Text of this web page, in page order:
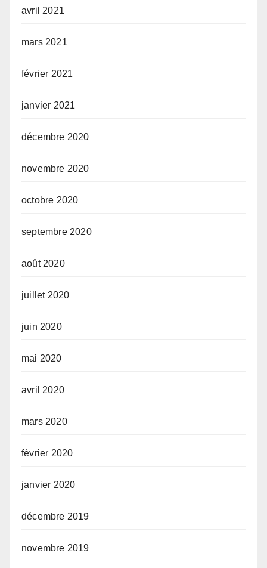
avril 2021
mars 2021
février 2021
janvier 2021
décembre 2020
novembre 2020
octobre 2020
septembre 2020
août 2020
juillet 2020
juin 2020
mai 2020
avril 2020
mars 2020
février 2020
janvier 2020
décembre 2019
novembre 2019